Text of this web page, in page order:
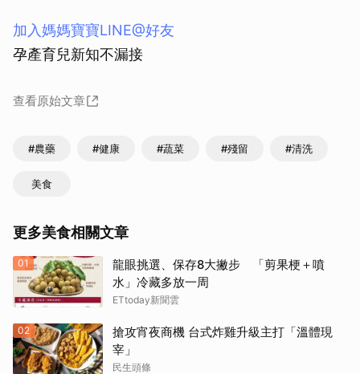
加入媽媽寶寶LINE@好友
孕產育兒新知不漏接
查看原始文章
#農藥 #健康 #蔬菜 #殘留 #清洗
美食
更多美食相關文章
01
龍眼挑選、保存8大撇步 「剪果梗＋噴
水」冷藏多放一周
ETtoday新聞雲
02
搶攻宵夜商機 台式炸雞升級主打「溫體現
宰」
民生頭條